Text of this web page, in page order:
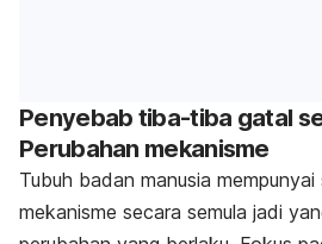
Penyebab tiba-tiba gatal
Perubahan mekanisme
Tubuh badan manusia
mekanisme secara semula jadi